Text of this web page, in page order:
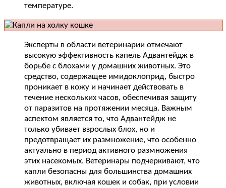
температуре.
Эксперты в области ветеринарии отмечают
высокую эффективность капель Адвантейдж в
борьбе с блохами у домашних животных. Это
средство, содержащее имидоклоприд, быстро
проникает в кожу и начинает действовать в
течение нескольких часов, обеспечивая защиту
от паразитов на протяжении месяца. Важным
аспектом является то, что Адвантейдж не
только убивает взрослых блох, но и
предотвращает их размножение, что особенно
актуально в период активного размножения
этих насекомых. Ветеринары подчеркивают, что
капли безопасны для большинства домашних
животных, включая кошек и собак, при условии